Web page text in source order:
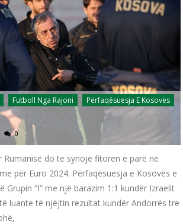
Futboll Nga Rajoni
Përfaqësuesja E Kosovës
0
Rumanisë do të synojë fitoren e parë në
për Euro 2024. Përfaqësuesja e Kosovës e
Grupin “I” me një barazim 1:1 kundër Izraelit
luante të njëjtin rezultat kundër Andorrës tre